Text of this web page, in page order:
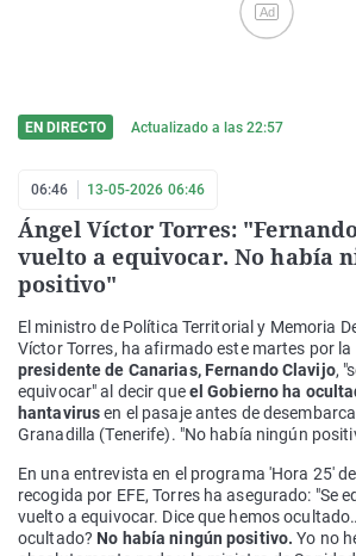
Ad
EN DIRECTO Actualizado a las 22:57
06:46 13-05-2026 06:46
Ángel Víctor Torres:
vuelto a equivocar. No había
positivo"
El ministro de Política Territorial y Memoria
Víctor Torres, ha afirmado este martes por la
presidente de Canarias, Fernando Clavijo,
equivocar" al decir queel Gobierno ha
hantavirusen el pasaje antes de
Granadilla (Tenerife). "No había ningún
En una entrevista en el programa 'Hora 25'
recogida por EFE, Torres ha asegurado: "Se
vuelto a equivocar. Dice que hemos
ocultado? No había ningún positivo. Yo no